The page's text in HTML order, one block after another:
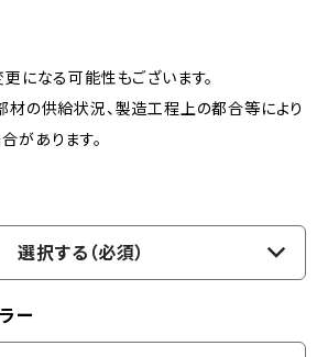
になる可能性もございます。
材の供給状況、製造工程上の都合等により
があります。
選択する（必須）
ー